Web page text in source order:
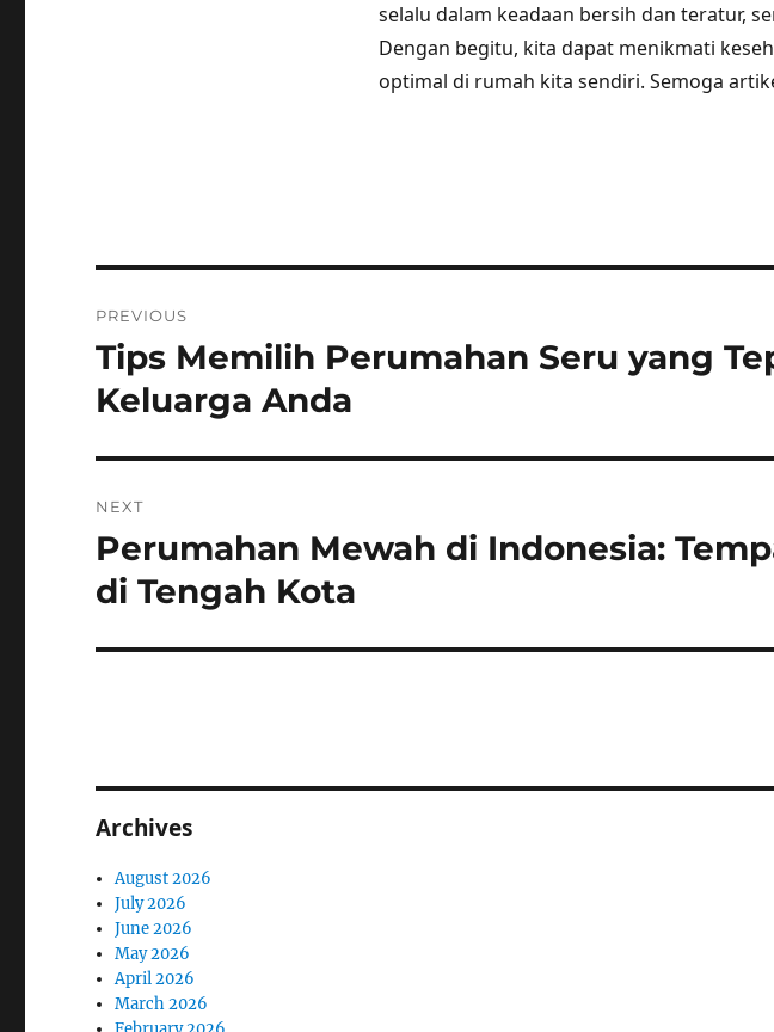
selalu dalam keadaan bersih dan teratur,
Dengan begitu, kita dapat menikmati
optimal di rumah kita sendiri. Semoga
navigation
PREVIOUS
Previous
post:
Tips Memilih Perumahan Seru yang
Keluarga Anda
NEXT
Next
post:
Perumahan Mewah di Indonesia:
di Tengah Kota
Archives
August 2026
July 2026
June 2026
May 2026
April 2026
March 2026